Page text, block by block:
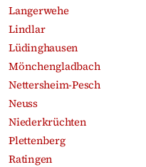
Langerwehe
Lindlar
Lüdinghausen
Mönchengladbach
Nettersheim-Pesch
Neuss
Niederkrüchten
Plettenberg
Ratingen